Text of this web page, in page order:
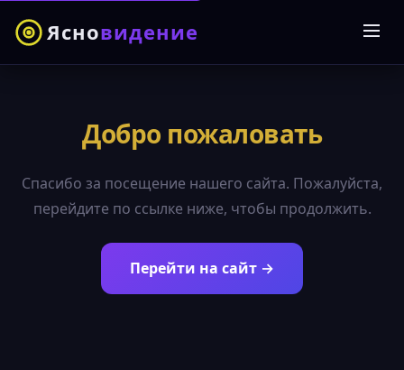
Ясновидение
Добро пожаловать
Спасибо за посещение нашего сайта. Пожалуйста,
перейдите по ссылке ниже, чтобы продолжить.
Перейти на сайт →